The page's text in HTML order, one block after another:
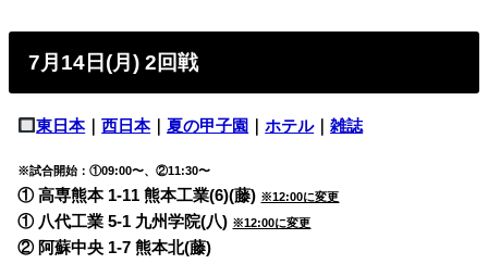
7月14日(月) 2回戦
東日本｜西日本｜夏の甲子園 ｜ホテル｜雑誌
※試合開始：①09:00〜、②11:30〜
① 高専熊本 1-11 熊本工業(6)(藤) ※12:00に変更
① 八代工業 5-1 九州学院(八) ※12:00に変更
② 阿蘇中央 1-7 熊本北(藤)